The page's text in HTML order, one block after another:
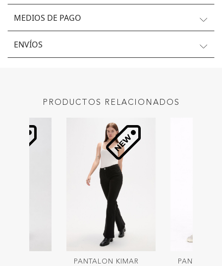
MEDIOS DE PAGO
ENVÍOS
PRODUCTOS RELACIONADOS
PANTALON KIMAR PANTALON